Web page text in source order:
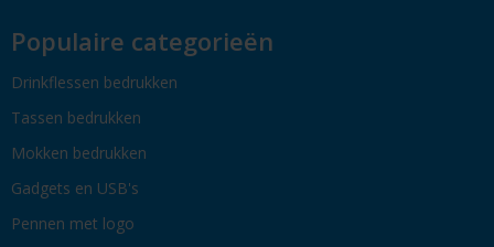
Populaire categorieën
Drinkflessen bedrukken
Tassen bedrukken
Mokken bedrukken
Gadgets en USB's
Pennen met logo